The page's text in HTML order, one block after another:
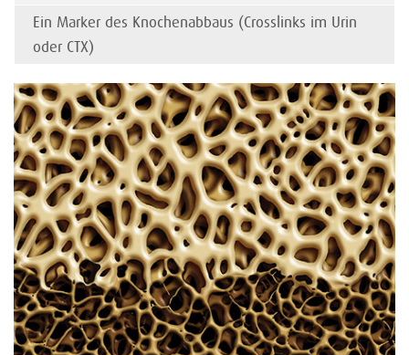
Ein Marker des Knochenabbaus (Crosslinks im Urin
oder CTX)